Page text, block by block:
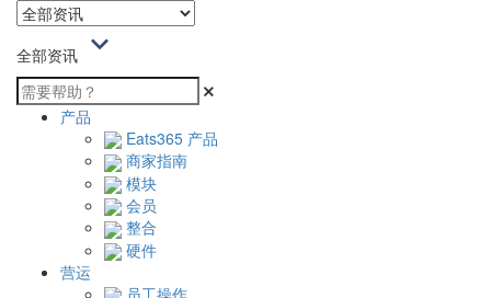
全部资讯
产品
Eats365 产品
商家指南
模块
会员
整合
硬件
营运
员工操作